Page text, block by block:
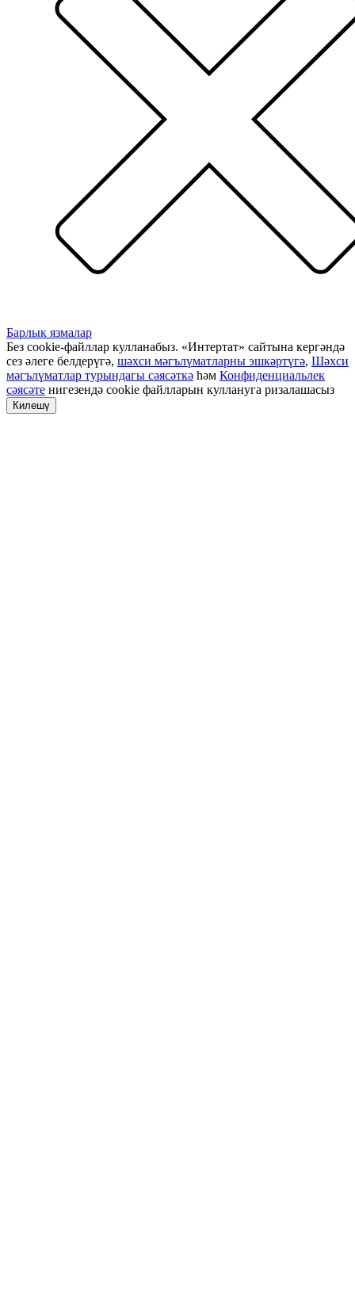
Барлык язмалар
Без cookie-файллар кулланабыз. «Интертат» сайтына кергәндә
сез әлеге белдерүгә, шәхси мәгълүматларны эшкәртүгә, Шәхси
мәгълүматлар турындагы сәясәткә һәм Конфиденциальлек
сәясәте нигезендә cookie файлларын куллануга ризалашасыз
Килешү